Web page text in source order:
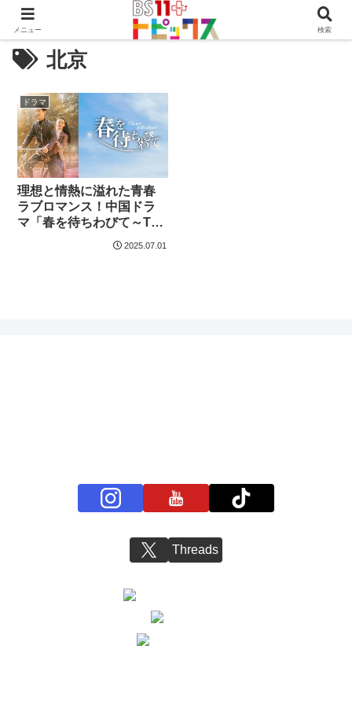
北京
ドラマ
理想と情熱に溢れた青春
ラブロマンス！中国ドラ
マ「春を待ちわびて～The
sea in the dream～」
2025.07.01
Threads
メニュー 検索